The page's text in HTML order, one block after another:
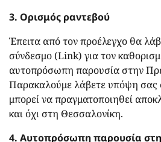
3. Ορισμός ραντεβού
Έπειτα από τον προέλεγχο θα
σύνδεσμο (Link) για τον
αυτοπρόσωπη παρουσία στην
Παρακαλούμε λάβετε υπόψη σας
μπορεί να πραγματοποιηθεί
και όχι στη Θεσσαλονίκη.
4. Αυτοπρόσωπη παρουσία